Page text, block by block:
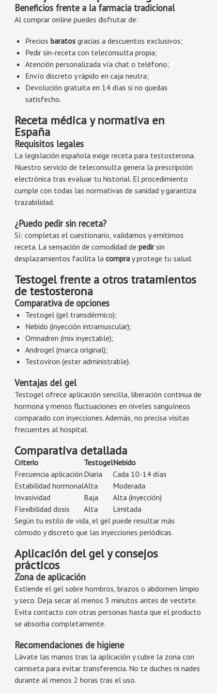
Beneficios frente a la farmacia tradicional
Al comprar online puedes disfrutar de:
Precios baratos gracias a descuentos exclusivos;
Pedir sin-receta con teleconsulta propia;
Atención personalizada vía chat o teléfono;
Envío discreto y rápido en caja neutra;
Devolución gratuita en 14 días si no quedas
satisfecho.
Receta médica y normativa en
España
Requisitos legales
La legislación española exige receta para testosterona.
Nuestro servicio de teleconsulta genera la prescripción
electrónica tras evaluar tu historial. El procedimiento
cumple con todas las normativas de sanidad y garantiza
trazabilidad.
¿Puedo pedir sin receta?
Sí: completas el cuestionario, validamos y emitimos
receta. La sensación de comodidad de pedirsin
desplazamientos facilita la compra y protege tu salud.
Testogel frente a otros tratamientos
de testosterona
Comparativa de opciones
Testogel (gel transdérmico);
Nebido (inyección intramuscular);
Omnadren (mix inyectable);
Androgel (marca original);
Testoviron (ester administrable).
Ventajas del gel
Testogel ofrece aplicación sencilla, liberación continua de
hormona y menos fluctuaciones en niveles sanguíneos
comparado con inyecciones. Además, no precisa visitas
frecuentes al hospital.
Comparativa detallada
Criterio TestogelNebido
Frecuencia aplicación Diaria
Cada 10-14 días
Estabilidad hormonalAlta
Moderada
Invasividad
Baja
Alta (inyección)
Flexibilidad dosis
Alta
Limitada
Según tu estilo de vida, el gel puede resultar más
cómodo y discreto que las inyecciones periódicas.
Aplicación del gel y consejos
prácticos
Zona de aplicación
Extiende el gel sobre hombros, brazos o abdomen limpio
y seco. Deja secar al menos 3 minutos antes de vestirte.
Evita contacto con otras personas hasta que el producto
se absorba completamente.
Recomendaciones de higiene
Lávate las manos tras la aplicación y cubre la zona con
camiseta para evitar transferencia. No te duches ni nades
durante al menos 2 horas tras el uso.